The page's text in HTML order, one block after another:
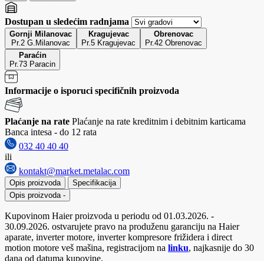
Dostupan u sledećim radnjama
Gornji Milanovac
Pr.2 G.Milanovac
Kragujevac
Pr.5 Kragujevac
Obrenovac
Pr.42 Obrenovac
Paraćin
Pr.73 Paracin
Informacije o isporuci specifičnih proizvoda
Plaćanje na rate Plaćanje na rate kreditnim i debitnim karticama
Banca intesa - do 12 rata
032 40 40 40
ili
kontakt@market.metalac.com
Opis proizvoda
Specifikacija
Opis proizvoda -
Kupovinom Haier proizvoda u periodu od 01.03.2026. -
30.09.2026. ostvarujete pravo na produženu garanciju na Haier
aparate, inverter motore, inverter kompresore frižidera i direct
motion motore veš mašina, registracijom na linku, najkasnije do 30
dana od datuma kupovine.